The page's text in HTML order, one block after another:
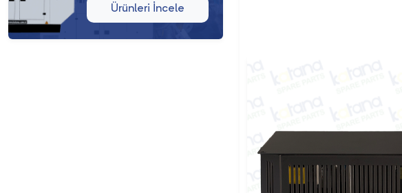
Ürünleri İncele